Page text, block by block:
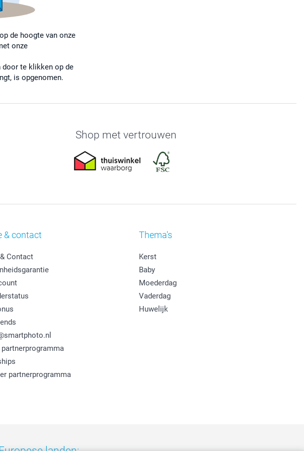
de hoogte van onze
onze
te klikken op de
is opgenomen.
Shop met vertrouwen
& contact
Contact
partnerprogramma
Thema's
Kerst
Baby
Moederdag
Vaderdag
Huwelijk